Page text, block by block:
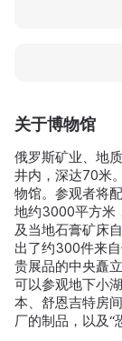
关于博物馆
俄罗斯矿业、地
井内，深达70米
物馆。参观者将
地约3000平方米
及当地石膏矿床
出了约300件来
贵展品的中央矗
可以参观地下小
本、舒恩吉特房
厂的制品，以及“